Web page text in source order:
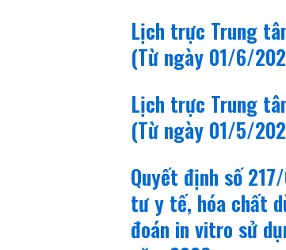
Lịch trực Trung
(Từ ngày 01/6/
Lịch trực Trung
(Từ ngày 01/5/
Quyết định số
tư y tế, hóa chất
đoán in vitro sử